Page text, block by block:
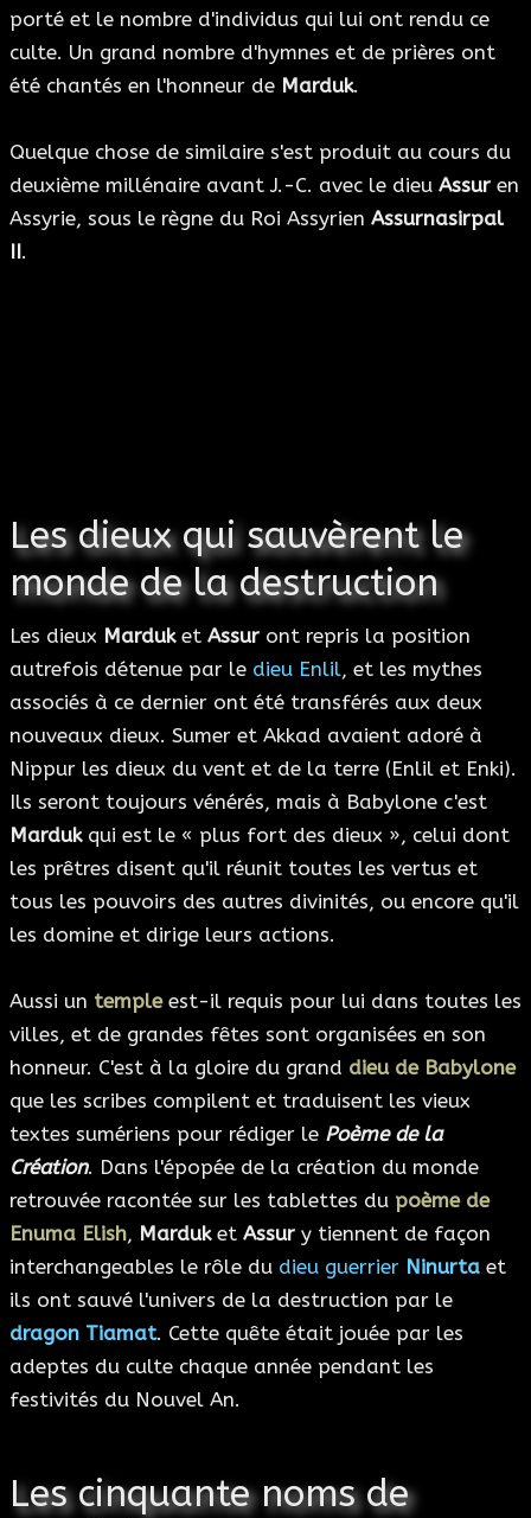
porté et le nombre d'individus qui lui ont rendu ce
culte. Un grand nombre d'hymnes et de prières ont
été chantés en l'honneur de Marduk.
Quelque chose de similaire s'est produit au cours du
deuxième millénaire avant J.-C. avec le dieu Assur en
Assyrie, sous le règne du Roi Assyrien Assurnasirpal
II.
Les dieux qui sauvèrent le
monde de la destruction
Les dieux Marduket Assur ont repris la position
autrefois détenue par le dieu Enlil, et les mythes
associés à ce dernier ont été transférés aux deux
nouveaux dieux. Sumer et Akkad avaient adoré à
Nippur les dieux du vent et de la terre (Enlil et Enki).
Ils seront toujours vénérés, mais à Babylone c'est
Mardukqui est le « plus fort des dieux », celui dont
les prêtres disent qu'il réunit toutes les vertus et
tous les pouvoirs des autres divinités, ou encore qu'il
les domine et dirige leurs actions.
Aussi un templeest-il requis pour lui dans toutes les
villes, et de grandes fêtes sont organisées en son
honneur. C'est à la gloire du grand dieu de Babylone
que les scribes compilent et traduisent les vieux
textes sumériens pour rédiger le Poème de la
Création. Dans l'épopée de la création du monde
retrouvée racontée sur les tablettes du poème de
Enuma Elish, Marduket Assur y tiennent de façon
interchangeables le rôle du dieu guerrier Ninurta et
ils ont sauvé l'univers de la destruction par le
dragon Tiamat. Cette quête était jouée par les
adeptes du culte chaque année pendant les
festivités du Nouvel An.
Les cinquante noms de